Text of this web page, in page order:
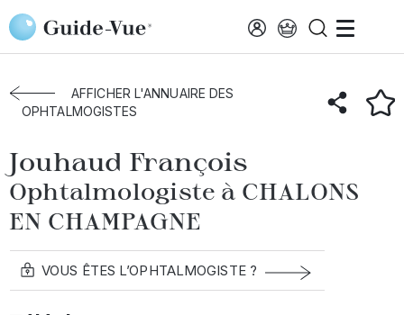
Aller au contenu principal
Accueil
Annuaire des ophtalmologistes
Chalons-En-Champagne
AFFICHER L'ANNUAIRE DES
OPHTALMOGISTES
Jouhaud François
Ophtalmologiste à CHALONS
EN CHAMPAGNE
VOUS ÊTES L’OPHTALMOGISTE ?